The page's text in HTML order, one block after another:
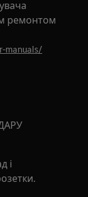
ремонтом
manuals/
і